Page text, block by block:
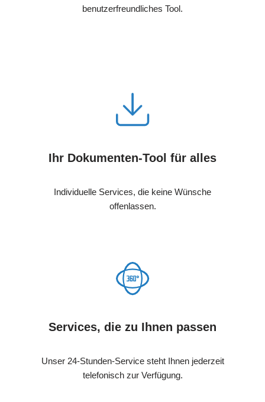
benutzerfreundliches Tool.
Ihr Dokumenten-Tool für alles
Individuelle Services, die keine Wünsche
offenlassen.
Services, die zu Ihnen passen
Unser 24-Stunden-Service steht Ihnen jederzeit
telefonisch zur Verfügung.